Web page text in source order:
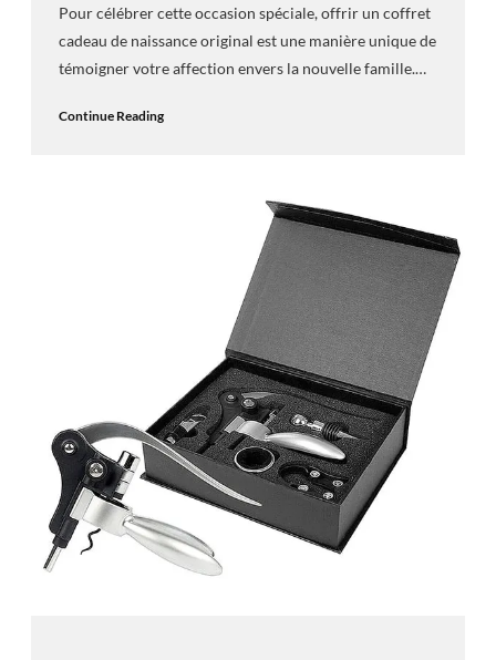
Pour célébrer cette occasion spéciale, offrir un coffret
cadeau de naissance original est une manière unique de
témoigner votre affection envers la nouvelle famille.…
Continue Reading